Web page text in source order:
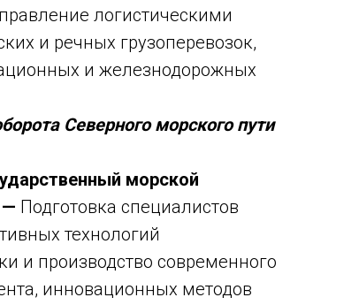
логистическими
и речных грузоперевозок,
и железнодорожных
Северного морского пути
морской
— Подготовка специалистов
технологий
и производство современного
инновационных методов